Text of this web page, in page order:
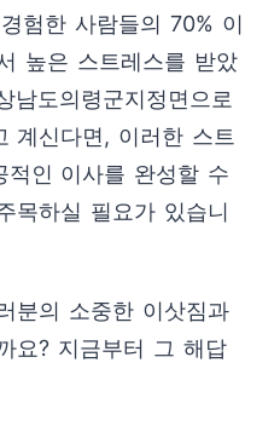
험한 사람들의 70% 이
높은 스트레스를 받았
남도의령군지정면으로
계신다면, 이러한 스트
적인 이사를 완성할 수
목하실 필요가 있습니
분의 소중한 이삿짐과
요? 지금부터 그 해답